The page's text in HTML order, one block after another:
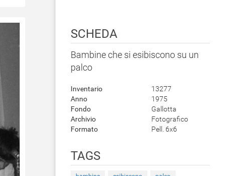
SCHEDA
Bambine che si esibiscono su un
palco
Inventario
13277
Anno
1975
Fondo
Gallotta
Archivio
Fotografico
Formato
Pell. 6x6
TAGS